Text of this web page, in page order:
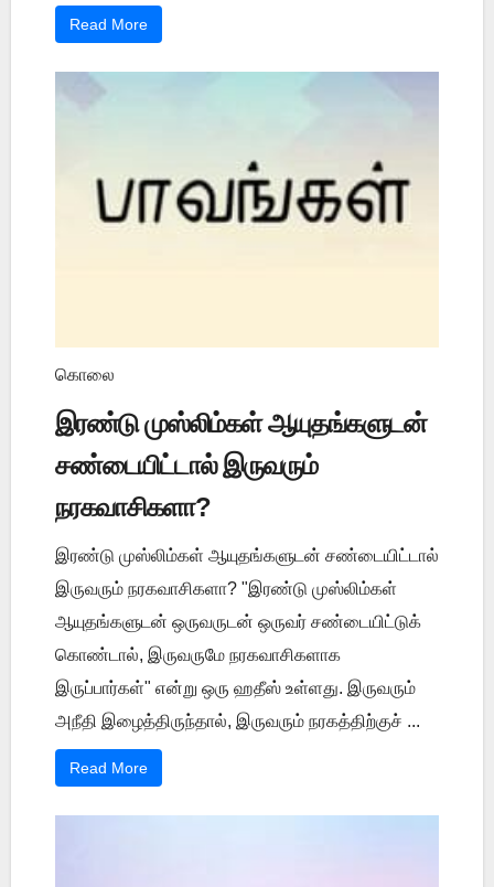
Read More
கொலை
இரண்டு முஸ்லிம்கள் ஆயுதங்களுடன்
சண்டையிட்டால் இருவரும்
நரகவாசிகளா?
இரண்டு முஸ்லிம்கள் ஆயுதங்களுடன் சண்டையிட்டால்
இருவரும் நரகவாசிகளா? "இரண்டு முஸ்லிம்கள்
ஆயுதங்களுடன் ஒருவருடன் ஒருவர் சண்டையிட்டுக்
கொண்டால், இருவருமே நரகவாசிகளாக
இருப்பார்கள்" என்று ஒரு ஹதீஸ் உள்ளது. இருவரும்
அநீதி இழைத்திருந்தால், இருவரும் நரகத்திற்குச் ...
Read More